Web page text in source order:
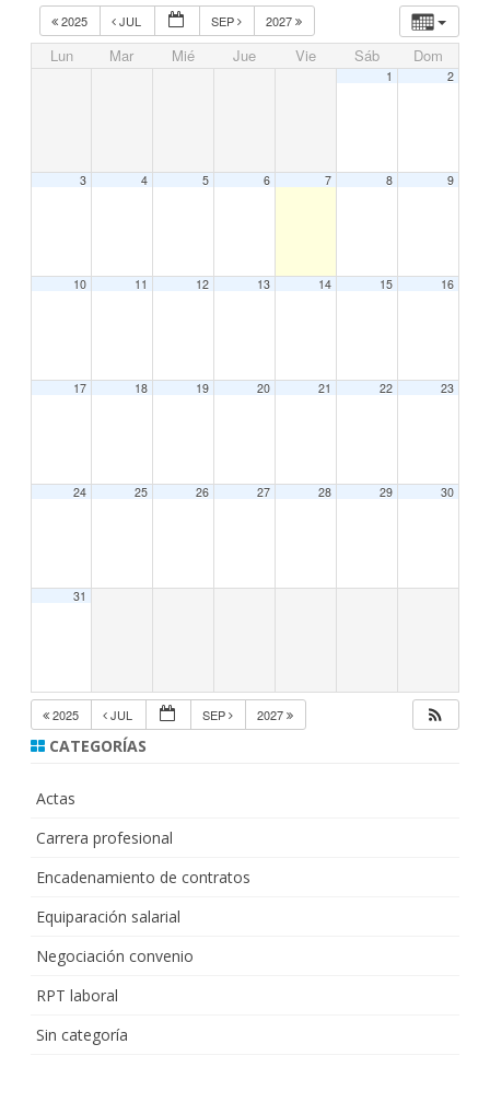
2025 JUL SEP 2027
Lun Mar Mié Jue Vie Sáb Dom
1 2
3 4 5 6 7 8 9
10 11 12 13 14 15 16
17 18 19 20 21 22 23
24 25 26 27 28 29 30
31
2025 JUL SEP 2027
CATEGORÍAS
Actas
Carrera profesional
Encadenamiento de contratos
Equiparación salarial
Negociación convenio
RPT laboral
Sin categoría